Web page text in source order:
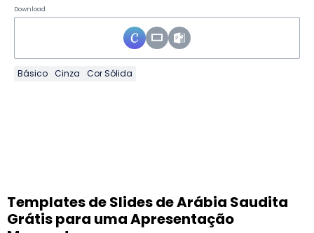
Download
Básico Cinza Cor Sólida
Templates de Slides de Arábia Saudita
Grátis para uma Apresentação